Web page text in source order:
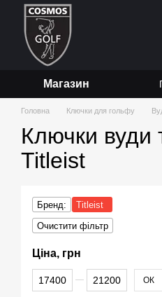
Перейти до основного контенту
Магазин
Головна Ключки для гольфу
Ключки вуди
Titleist
Бренд:
Titleist
Очистити фільтр
Ціна, грн
Від Ціна, грн
До Ціна, грн ОК